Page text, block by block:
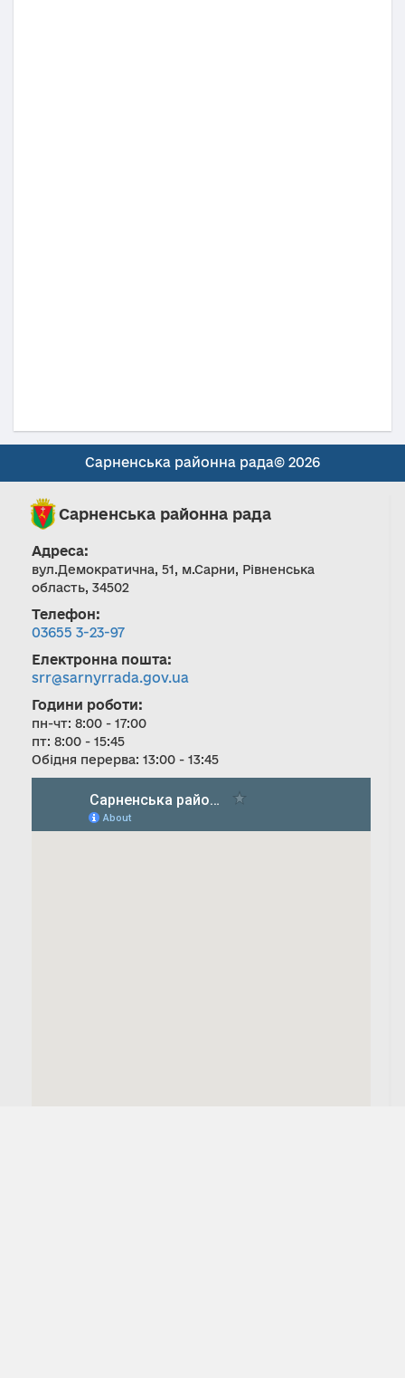
Сарненська районна рада© 2026
Сарненська районна рада
Адреса:
вул.Демократична, 51, м.Сарни, Рівненська
область, 34502
Телефон:
03655 3-23-97
Електронна пошта:
srr@sarnyrrada.gov.ua
Години роботи:
пн-чт: 8:00 - 17:00
пт: 8:00 - 15:45
Обідня перерва: 13:00 - 13:45